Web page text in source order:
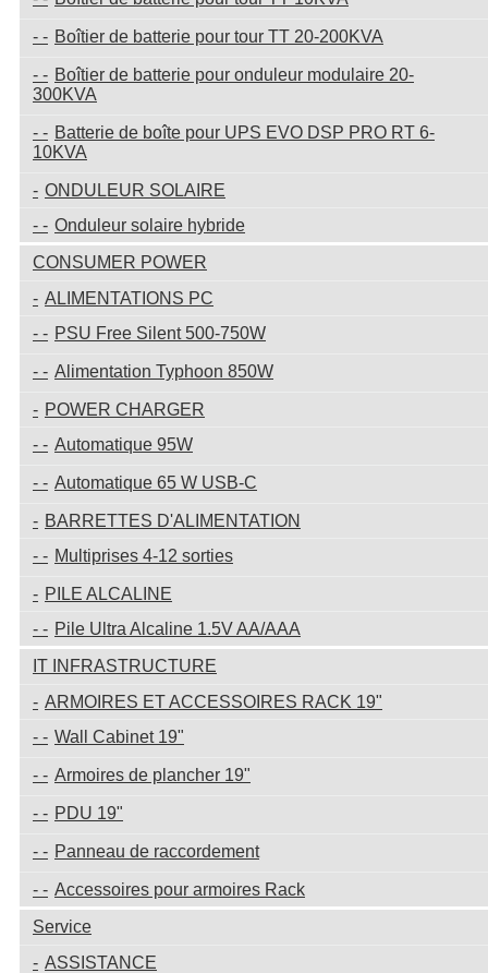
Boîtier de batterie pour tour TT 20-200KVA
Boîtier de batterie pour onduleur modulaire 20-
300KVA
Batterie de boîte pour UPS EVO DSP PRO RT 6-
10KVA
ONDULEUR SOLAIRE
Onduleur solaire hybride
CONSUMER POWER
ALIMENTATIONS PC
PSU Free Silent 500-750W
Alimentation Typhoon 850W
POWER CHARGER
Automatique 95W
Automatique 65 W USB-C
BARRETTES D'ALIMENTATION
Multiprises 4-12 sorties
PILE ALCALINE
Pile Ultra Alcaline 1.5V AA/AAA
IT INFRASTRUCTURE
ARMOIRES ET ACCESSOIRES RACK 19"
Wall Cabinet 19"
Armoires de plancher 19"
PDU 19"
Panneau de raccordement
Accessoires pour armoires Rack
Service
ASSISTANCE